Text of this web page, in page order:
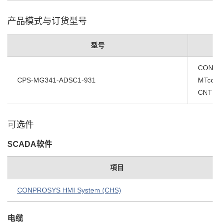
产品模式与订货型号
型号
CPS-MG341-ADSC1-931
CNT /
可选件
SCADA软件
項目
CONPROSYS HMI System (CHS)
电缆